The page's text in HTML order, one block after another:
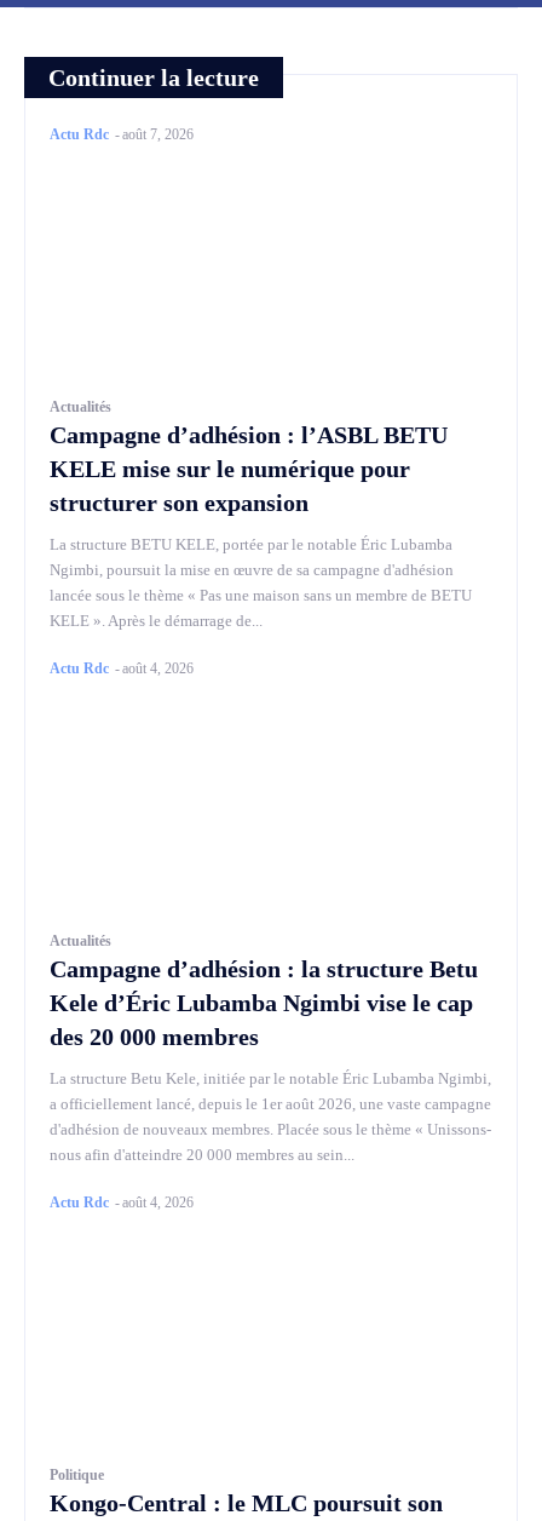
Continuer la lecture
Actu Rdc -août 7, 2026
Actualités
Campagne d’adhésion : l’ASBL BETU
KELE mise sur le numérique pour
structurer son expansion
La structure BETU KELE, portée par le notable Éric Lubamba
Ngimbi, poursuit la mise en œuvre de sa campagne d'adhésion
lancée sous le thème « Pas une maison sans un membre de BETU
KELE ». Après le démarrage de...
Actu Rdc -août 4, 2026
Actualités
Campagne d’adhésion : la structure Betu
Kele d’Éric Lubamba Ngimbi vise le cap
des 20 000 membres
La structure Betu Kele, initiée par le notable Éric Lubamba Ngimbi,
a officiellement lancé, depuis le 1er août 2026, une vaste campagne
d'adhésion de nouveaux membres. Placée sous le thème « Unissons-
nous afin d'atteindre 20 000 membres au sein...
Actu Rdc -août 4, 2026
Politique
Kongo-Central : le MLC poursuit son